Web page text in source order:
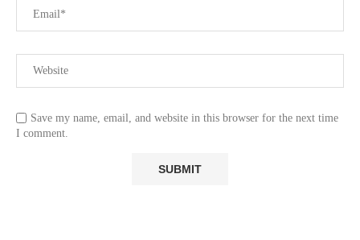
Save my name, email, and website in this browser for the next time
I comment.